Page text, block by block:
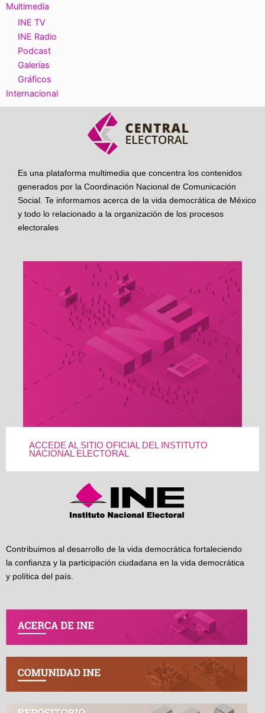
Multimedia
INE TV
INE Radio
Podcast
Galerías
Gráficos
Internacional
Es una plataforma multimedia que concentra los contenidos
generados por la Coordinación Nacional de Comunicación
Social. Te informamos acerca de la vida democrática de México
y todo lo relacionado a la organización de los procesos
electorales
ACCEDE AL SITIO OFICIAL DEL INSTITUTO
NACIONAL ELECTORAL
Contribuimos al desarrollo de la vida democrática fortaleciendo
la confianza y la participación ciudadana en la vida democrática
y política del país.